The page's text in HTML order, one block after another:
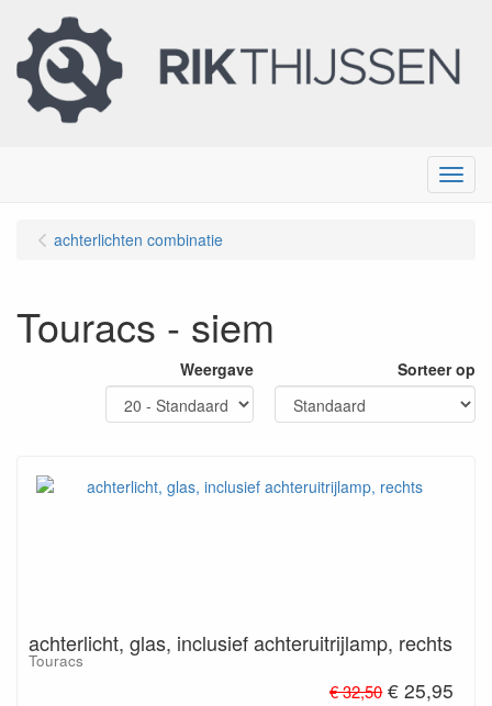
Menu
achterlichten combinatie
Touracs - siem
Weergave Sorteer op
achterlicht, glas, inclusief achteruitrijlamp, rechts
Touracs
€ 32,50 € 25,95